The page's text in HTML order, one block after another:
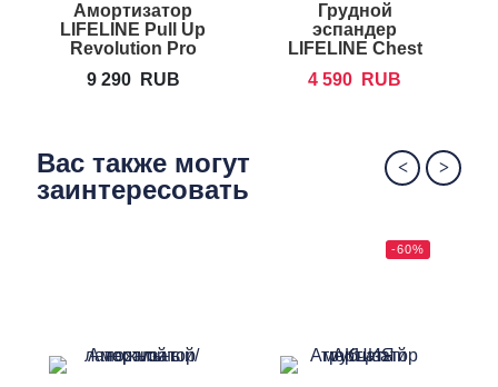
Амортизатор
LIFELINE Pull Up
Revolution Pro
9 290
RUB
Грудной
эспандер
LIFELINE Chest
4 590 RUB
Вас также могут
заинтересовать
-60%